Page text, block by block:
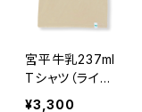
宮平牛乳237ml
Tシャツ（ライト
ベージュ） | 宮
¥3,300